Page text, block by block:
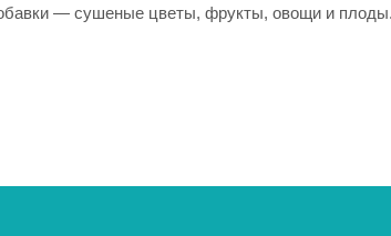
— сушеные цветы, фрукты, овощи и